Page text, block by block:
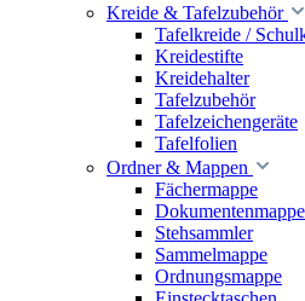
Kreide & Tafelzubehör
Tafelkreide /
Kreidestifte
Kreidehalter
Tafelzubehör
Tafelzeichengeräte
Tafelfolien
Ordner & Mappen
Fächermappe
Dokumentenmappe
Stehsammler
Sammelmappe
Ordnungsmappe